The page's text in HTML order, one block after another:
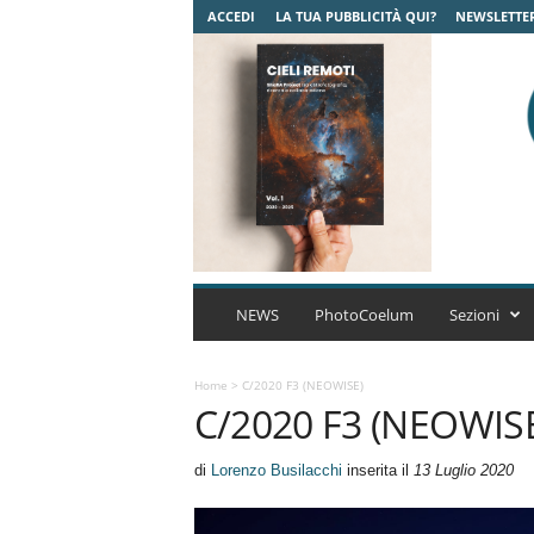
ACCEDI LA TUA PUBBLICITÀ QUI?
C
m
A
r
NEWS PhotoCoelum Sezioni
Home > C/2020 F3 (NEOWISE)
C/2020 F3
di Lorenzo Busilacchi inserita il 13 Luglio 2020